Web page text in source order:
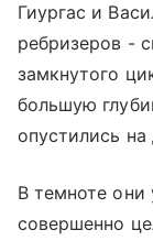
Гиургас и
ребризеров -
замкнутого
большую
опустились на
В темноте они
совершенно